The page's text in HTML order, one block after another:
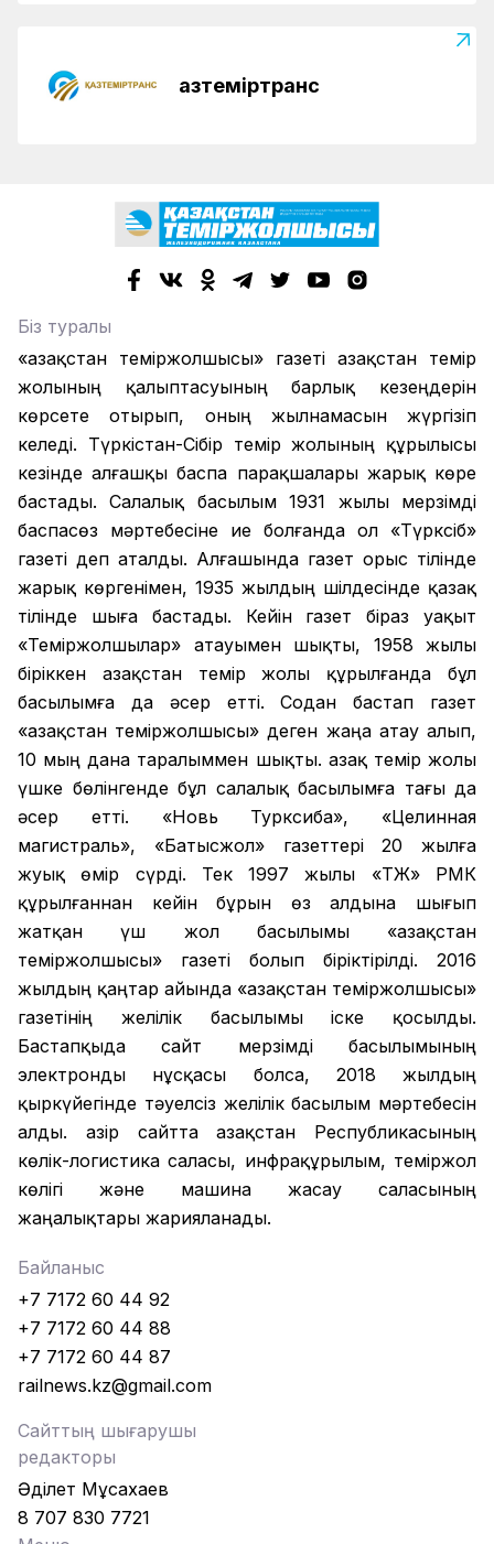
Қазтеміртранс
Біз туралы
«Қазақстан теміржолшысы» газеті Қазақстан темір
жолының қалыптасуының барлық кезеңдерін
көрсете отырып, оның жылнамасын жүргізіп
келеді. Түркістан-Сібір темір жолының құрылысы
кезінде алғашқы баспа парақшалары жарық көре
бастады. Салалық басылым 1931 жылы мерзімді
баспасөз мәртебесіне ие болғанда ол «Түрксіб»
газеті деп аталды. Алғашында газет орыс тілінде
жарық көргенімен, 1935 жылдың шілдесінде қазақ
тілінде шыға бастады. Кейін газет біраз уақыт
«Теміржолшылар» атауымен шықты, 1958 жылы
біріккен Қазақстан темір жолы құрылғанда бұл
басылымға да әсер етті. Содан бастап газет
«Қазақстан теміржолшысы» деген жаңа атау алып,
10 мың дана таралыммен шықты. Қазақ темір жолы
үшке бөлінгенде бұл салалық басылымға тағы да
әсер етті. «Новь Турксиба», «Целинная
магистраль», «Батысжол» газеттері 20 жылға
жуық өмір сүрді. Тек 1997 жылы «ҚТЖ» РМК
құрылғаннан кейін бұрын өз алдына шығып
жатқан үш жол басылымы «Қазақстан
теміржолшысы» газеті болып біріктірілді. 2016
жылдың қаңтар айында «Қазақстан теміржолшысы»
газетінің желілік басылымы іске қосылды.
Бастапқыда сайт мерзімді басылымының
электронды нұсқасы болса, 2018 жылдың
қыркүйегінде тәуелсіз желілік басылым мәртебесін
алды. Қазір сайтта Қазақстан Республикасының
көлік-логистика саласы, инфрақұрылым, теміржол
көлігі және машина жасау саласының
жаңалықтары жарияланады.
Байланыс
+7 7172 60 44 92
+7 7172 60 44 88
+7 7172 60 44 87
railnews.kz@gmail.com
Сайттың шығарушы
редакторы
Әділет Мұсахаев
8 707 830 7721